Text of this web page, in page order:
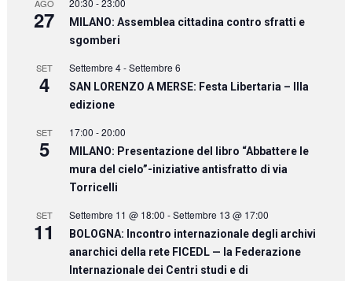
AGO
27
20:30 -23:00
MILANO: Assemblea cittadina contro sfratti e
sgomberi
SET
4
Settembre 4-Settembre 6
SAN LORENZO A MERSE: Festa Libertaria – IIIa
edizione
SET
5
17:00 -20:00
MILANO: Presentazione del libro “Abbattere le
mura del cielo”-iniziative antisfratto di via
Torricelli
SET
11
Settembre 11 @ 18:00 -Settembre 13 @ 17:00
BOLOGNA: Incontro internazionale degli archivi
anarchici della rete FICEDL — la Federazione
Internazionale dei Centri studi e di